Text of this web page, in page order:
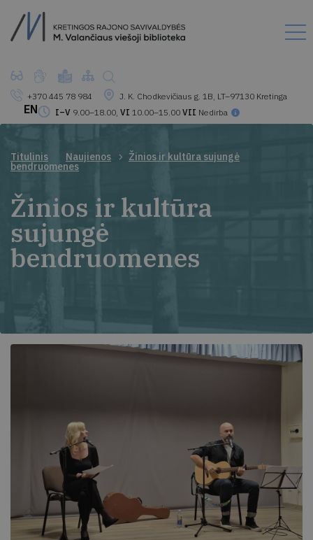
+370 445 78 984
J. K. Chodkevičiaus g. 1B, LT–97130 Kretinga
I–V 9.00–18.00, VI 10.00–15.00 VII Nedirba
EN
Titulinis Naujienos Žinios ir kultūra sujungė
bendruomenes
Žinios ir kultūra
sujungė
bendruomenes